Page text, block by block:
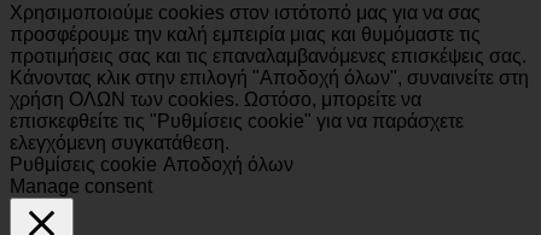
Χρησιμοποιούμε cookies στον ιστότοπό μας για να σας
προσφέρουμε την καλή εμπειρία μιας και θυμόμαστε τις
προτιμήσεις σας και τις επαναλαμβανόμενες επισκέψεις σας.
Κάνοντας κλικ στην επιλογή "Αποδοχή όλων", συναινείτε στη
χρήση ΟΛΩΝ των cookies. Ωστόσο, μπορείτε να
επισκεφθείτε τις "Ρυθμίσεις cookie" για να παράσχετε
ελεγχόμενη συγκατάθεση.
Ρυθμίσεις cookie Αποδοχή όλων
Manage consent